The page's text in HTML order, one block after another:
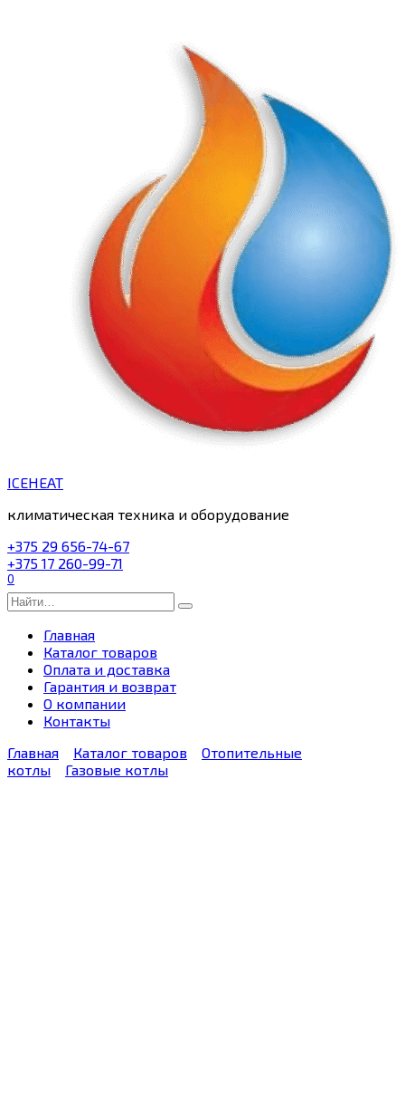
ICEHEAT
климатическая техника и оборудование
+375 29 656-74-67
+375 17 260-99-71
0
Search
for:
Главная
Каталог товаров
Оплата и доставка
Гарантия и возврат
О компании
Контакты
Главная
Каталог товаров
Отопительные
котлы
Газовые котлы